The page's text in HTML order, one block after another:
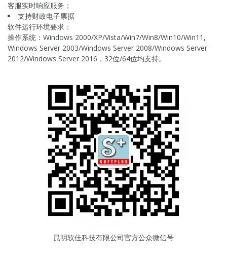
客服实时响应服务；
支持财政电子票据
软件运行环境要求：
操作系统：Windows 2000/XP/Vista/Win7/Win8/Win10/Win11,
Windows Server 2003/Windows Server 2008/Windows Server
2012/Windows Server 2016，32位/64位均支持。
昆明软佳科技有限公司官方公众微信号